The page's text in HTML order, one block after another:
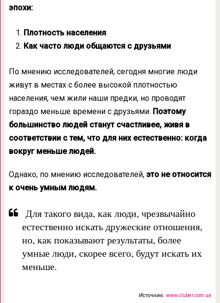
эпохи:
Плотность населения
Как часто люди общаются с друзьями
По мнению исследователей, сегодня многие люди
живут в местах с более высокой плотностью
населения, чем жили наши предки, но проводят
гораздо меньше времени с друзьями. Поэтому
большинство людей станут счастливее, живя в
соответствии с тем, что для них естественно: когда
вокруг меньше людей.
Однако, по мнению исследователей, это не относится
к очень умным людям.
Для такого вида, как люди, чрезвычайно
естественно искать дружеские отношения,
но, как показывают результаты, более
умные люди, скорее всего, будут искать их
меньше.
Источник:www.cluber.com.ua